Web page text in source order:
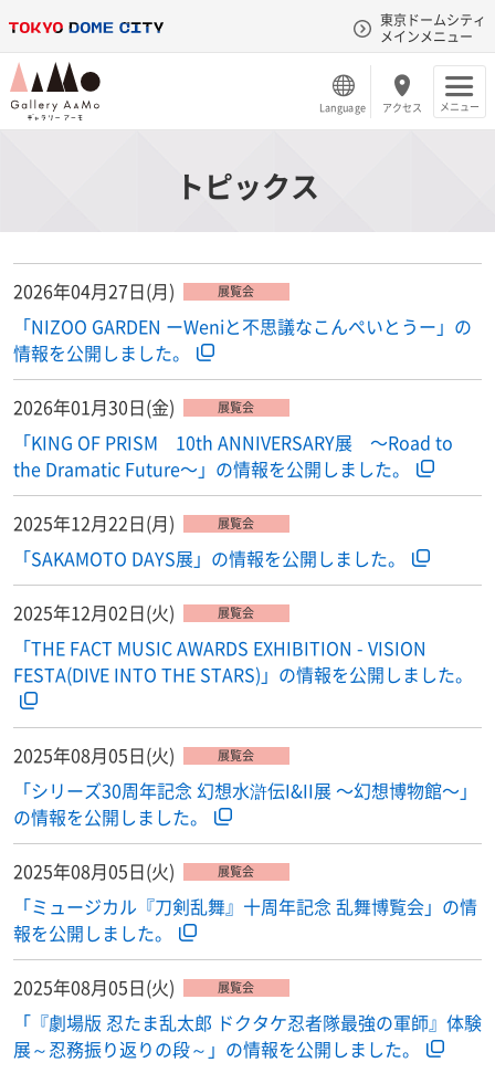
東京ドームシティ
メインメニュー
Language アクセス メニュー
トピックス
2026年04月27日(月) 展覧会
「NIZOO GARDEN ーWeniと不思議なこんぺいとうー」の
情報を公開しました。
2026年01月30日(金) 展覧会
「KING OF PRISM 10th ANNIVERSARY展 〜Road to
the Dramatic Future〜」の情報を公開しました。
2025年12月22日(月) 展覧会
「SAKAMOTO DAYS展」の情報を公開しました。
2025年12月02日(火) 展覧会
「THE FACT MUSIC AWARDS EXHIBITION - VISION
FESTA(DIVE INTO THE STARS)」の情報を公開しました。
2025年08月05日(火) 展覧会
「シリーズ30周年記念 幻想水滸伝I&II展 〜幻想博物館〜」
の情報を公開しました。
2025年08月05日(火) 展覧会
「ミュージカル『刀剣乱舞』十周年記念 乱舞博覧会」の情
報を公開しました。
2025年08月05日(火) 展覧会
「『劇場版 忍たま乱太郎 ドクタケ忍者隊最強の軍師』体験
展～忍務振り返りの段～」の情報を公開しました。